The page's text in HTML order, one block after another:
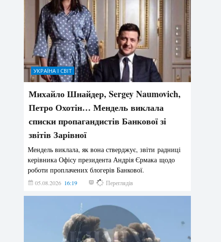
УКРАЇНА І СВІТ
Михайло Шнайдер, Sergey Naumovich,
Петро Охотін… Мендель виклала
списки пропагандистів Банкової зі
звітів Зарівної
Мендель виклала, як вона стверджує, звіти радниці
керівника Офісу президента Андрія Єрмака щодо
роботи проплачених блогерів Банкової.
05.08.2026 16:19 185 Переглядів